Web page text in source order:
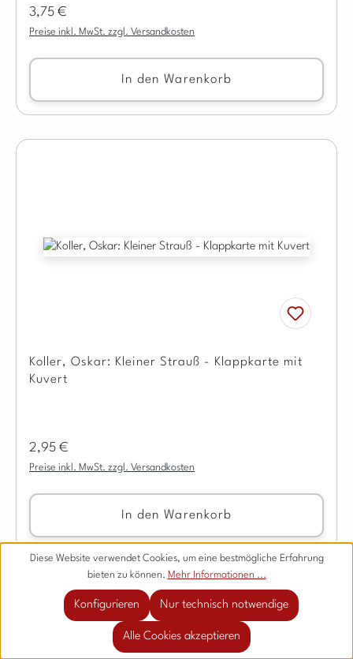
Regulärer Preis:
3,75 €
Preise inkl. MwSt. zzgl. Versandkosten
In den Warenkorb
Koller, Oskar: Kleiner Strauß - Klappkarte mit
Kuvert
Regulärer Preis:
2,95 €
Preise inkl. MwSt. zzgl. Versandkosten
In den Warenkorb
Diese Website verwendet Cookies, um eine bestmögliche Erfahrung
bieten zu können. Mehr Informationen ...
Nur technisch notwendige
Konfigurieren
Alle Cookies akzeptieren